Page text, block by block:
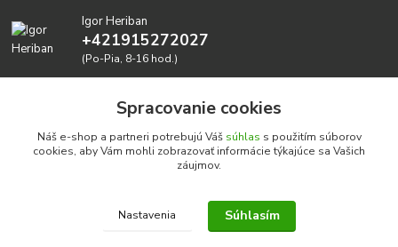
Igor Heriban
+421915272027
(Po-Pia, 8-16 hod.)
Realizujeme prírodné akvária: AkvaShop s.r.o. • IBAN:
SK3911000000002947087849
Spracovanie cookies
Náš e-shop a partneri potrebujú Váš súhlas s použitím súborov
cookies, aby Vám mohli zobrazovať informácie týkajúce sa Vašich
záujmov.
Nastavenia Súhlasím